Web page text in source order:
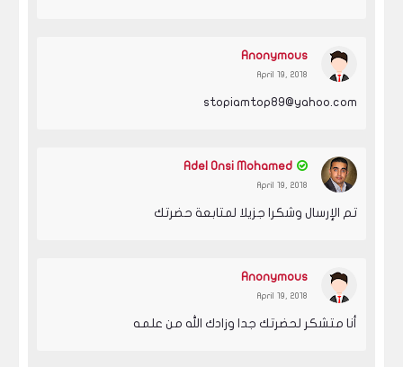
Anonymous
April 19, 2018
stopiamtop89@yahoo.com
Adel Onsi Mohamed
April 19, 2018
تم الإرسال وشكرا جزيلا لمتابعة حضرتك
Anonymous
April 19, 2018
أنا متشكر لحضرتك جدا وزادك الله من علمه